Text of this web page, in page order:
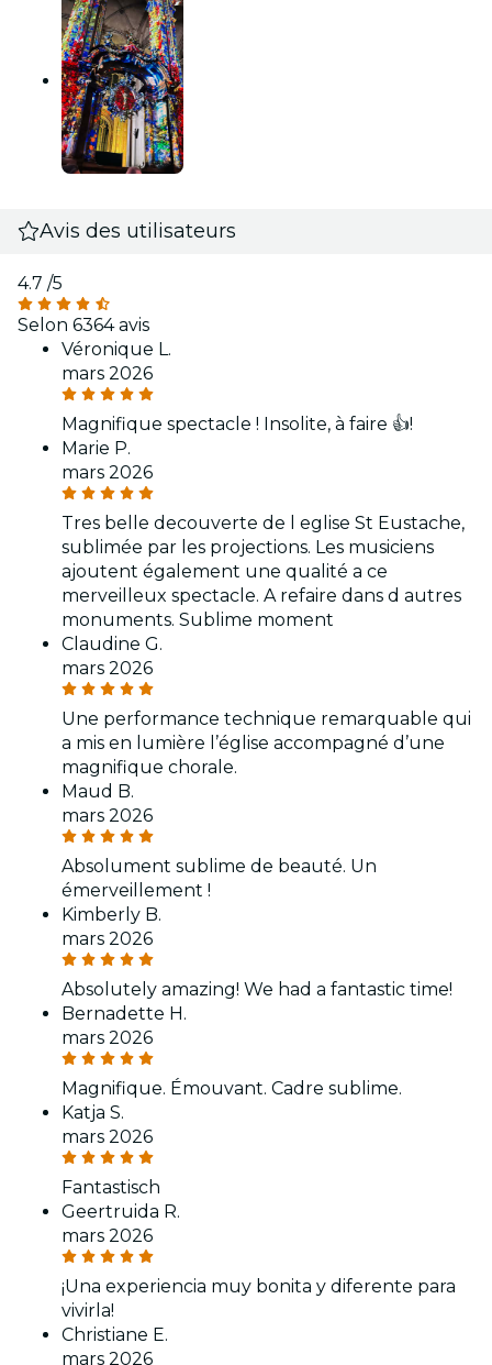
Avis des utilisateurs
4.7 /5
Selon 6364 avis
Véronique L.
mars 2026
Magnifique spectacle ! Insolite, à faire 👍!
Marie P.
mars 2026
Tres belle decouverte de l eglise St Eustache,
sublimée par les projections. Les musiciens
ajoutent également une qualité a ce
merveilleux spectacle. A refaire dans d autres
monuments. Sublime moment
Claudine G.
mars 2026
Une performance technique remarquable qui
a mis en lumière l’église accompagné d’une
magnifique chorale.
Maud B.
mars 2026
Absolument sublime de beauté. Un
émerveillement !
Kimberly B.
mars 2026
Absolutely amazing! We had a fantastic time!
Bernadette H.
mars 2026
Magnifique. Émouvant. Cadre sublime.
Katja S.
mars 2026
Fantastisch
Geertruida R.
mars 2026
¡Una experiencia muy bonita y diferente para
vivirla!
Christiane E.
mars 2026